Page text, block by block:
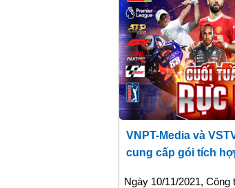
VNPT-Media và
cung cấp gói tích
Ngày 10/11/2021,